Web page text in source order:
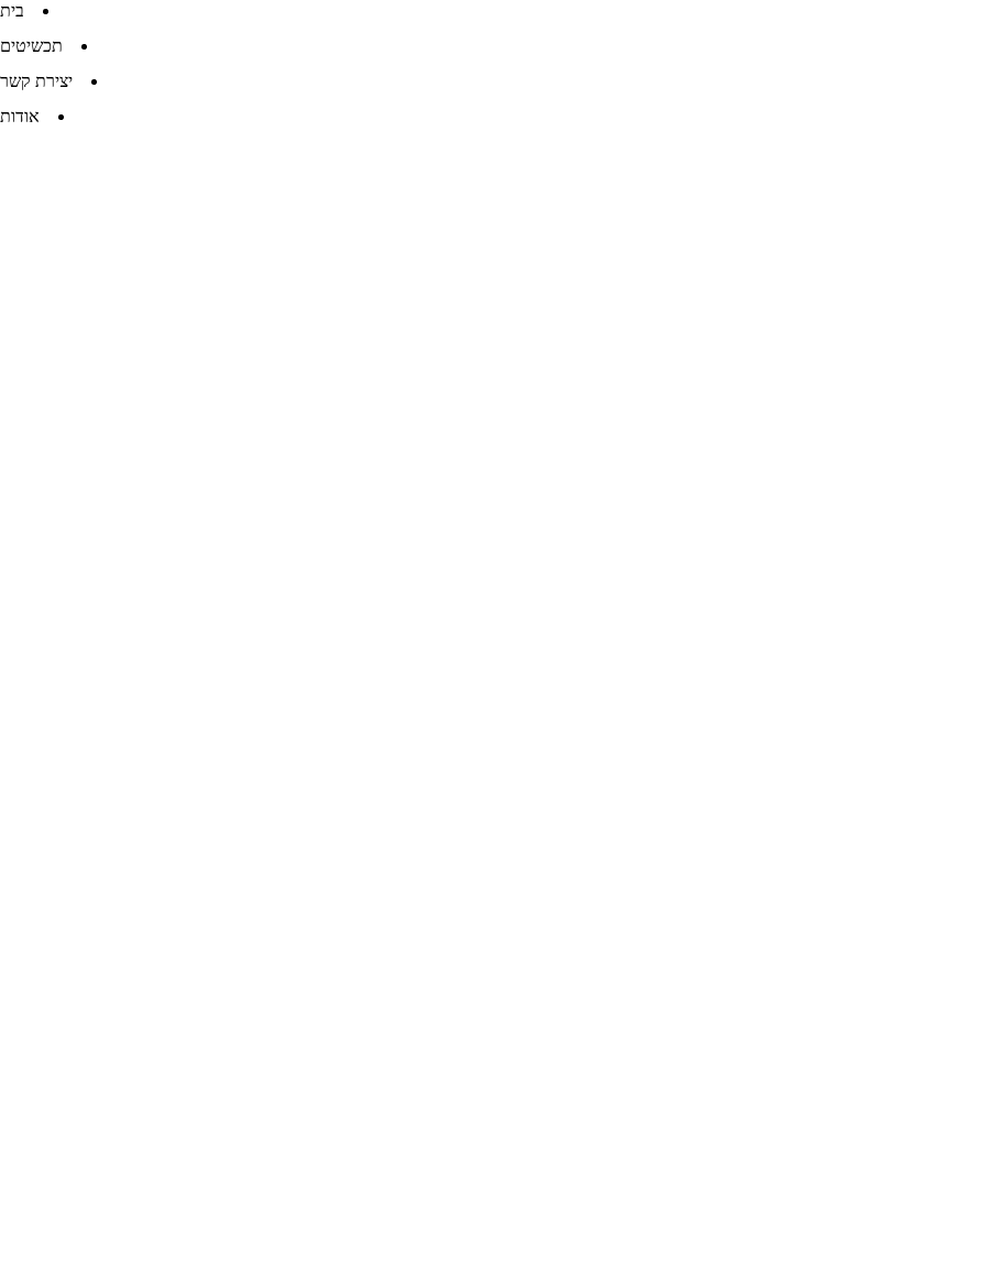
בית
תכשיטים
יצירת קשר
אודות